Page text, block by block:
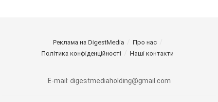
Реклама на DigestMedia
Про нас
Політика конфіденційності
Наші контакти
E-mail: digestmediaholding@gmail.com